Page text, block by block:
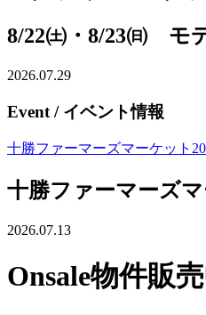
8/22㈯・8/23㈰ モ
2026.07.29
Event / イベント情報
十勝ファーマーズマーケット
十勝ファーマーズ
2026.07.13
Onsale物件販